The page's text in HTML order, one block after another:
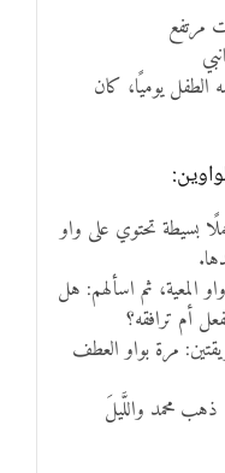
الطفل يوميًا، كان
بسيطة تحتوي على واو
المعية، ثم اسألهم: هل
أم ترافقه؟
مرة بواو العطف
محمد واللَّيلَ